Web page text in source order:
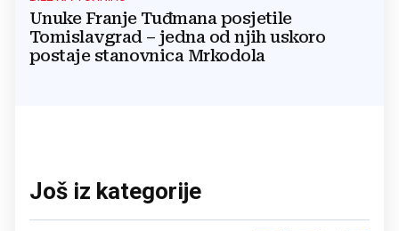
Unuke Franje Tuđmana posjetile
Tomislavgrad – jedna od njih uskoro
postaje stanovnica Mrkodola
Još iz kategorije